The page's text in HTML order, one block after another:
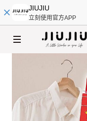
JIUJIU
立刻使用官方APP